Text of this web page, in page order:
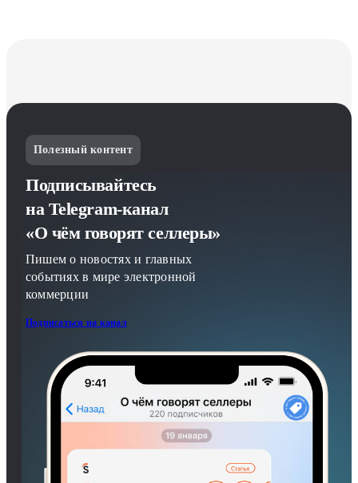
Полезный контент
Подписывайтесь
на Telegram-канал
«О чём говорят селлеры»
Пишем о новостях и главных
событиях в мире электронной
коммерции
Подписаться на канал